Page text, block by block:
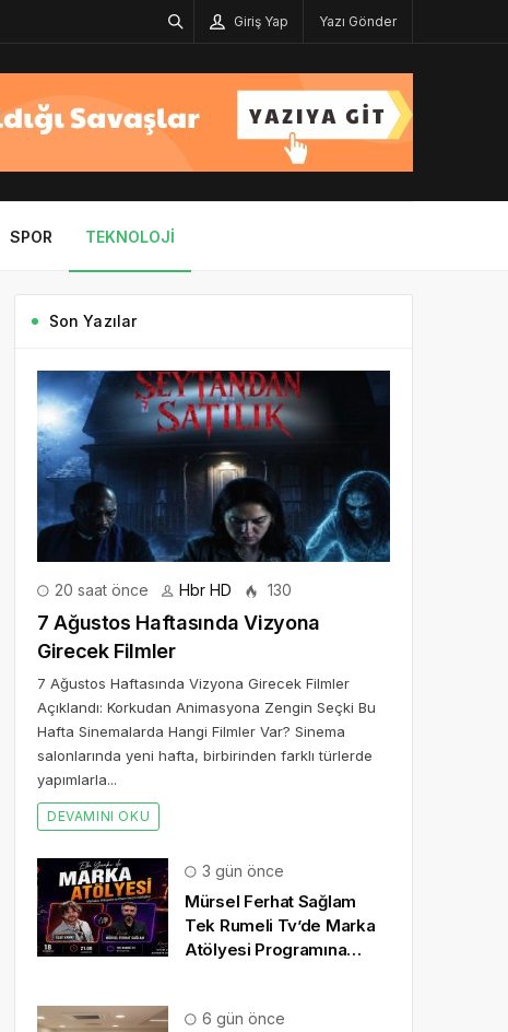
Giriş Yap Yazı Gönder
SPOR TEKNOLOJI
Son Yazılar
20 saat önce Hbr HD 130
7 Ağustos Haftasında Vizyona
Girecek Filmler
7 Ağustos Haftasında Vizyona Girecek Filmler
Açıklandı: Korkudan Animasyona Zengin Seçki Bu
Hafta Sinemalarda Hangi Filmler Var? Sinema
salonlarında yeni hafta, birbirinden farklı türlerde
yapımlarla...
DEVAMINI OKU
3 gün önce
Mürsel Ferhat Sağlam
Tek Rumeli Tv’de Marka
Atölyesi Programına
6 gün önce